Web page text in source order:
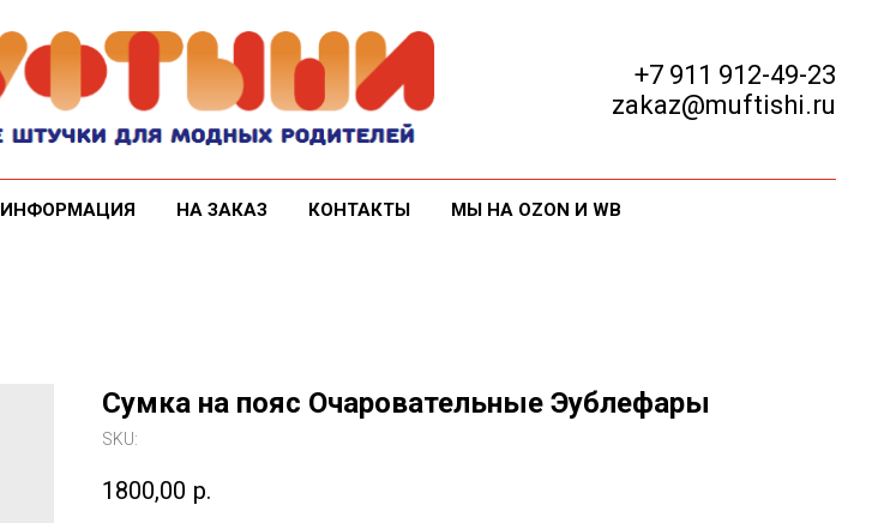
+7 911 912-49-23
zakaz@muftishi.ru
ИНФОРМАЦИЯ НА ЗАКАЗ КОНТАКТЫ МЫ НА OZON И WB
Сумка на пояс Очаровательные Эублефары
SKU:
1800,00 р.